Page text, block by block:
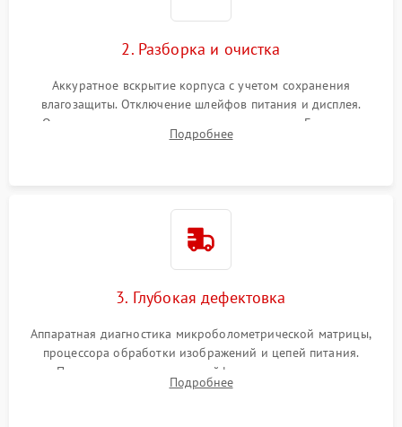
2. Разборка и очистка
Аккуратное вскрытие корпуса с учетом сохранения
влагозащиты. Отключение шлейфов питания и дисплея.
Очистка внутренних плат от окислов и пыли. Бережная
обработка германиевого объектива специализированными
Подробнее
3. Глубокая дефектовка
Аппаратная диагностика микроболометрической матрицы,
процессора обработки изображений и цепей питания.
Проверка целостности шлейфов, модуля памяти и
интерфейсов связи. Выявление сгоревших SMD-компонентов
Подробнее